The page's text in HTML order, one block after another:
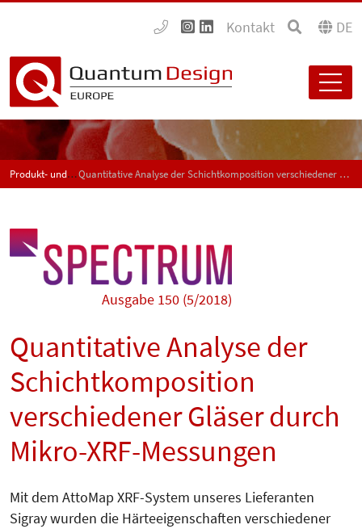
Kontakt DE
Produkt- und Anwendungsneuigkeiten - SPECTRUM Quantitative Analyse der Schichtkomposition verschiedener Gläser durch Mikro-XRF-Messungen
Ausgabe 150 (5/2018)
Quantitative Analyse der
Schichtkomposition
verschiedener Gläser durch
Mikro-XRF-Messungen
Mit dem AttoMap XRF-System unseres Lieferanten
Sigray wurden die Härteeigenschaften verschiedener